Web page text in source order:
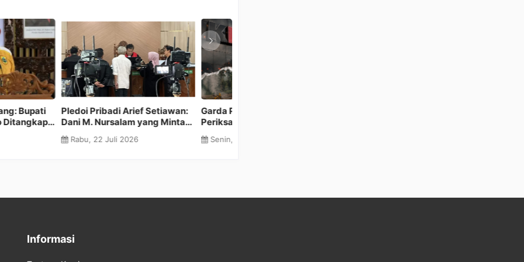
Arief Setiawan:
yang Minta
Meminta Dana
2026
Garda Prima Desak KPK
Periksa Bupati Kampar Ahmad
Yuzar Terkait Dugaan Korupsi
dan Alih Fungsi Kawasan Hutan
Senin, 20 Juli 2026
Informasi